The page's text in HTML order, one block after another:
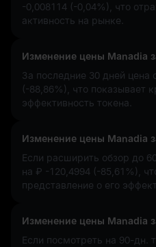
-0,008114 (-0,04%)
, что
активность на рынке.
Изменение цены Manadia
За последние 30 дней цена
(-88,86%)
, что показывает
эффективность токена.
Изменение цены Manadia
Если расширить обзор до
на ₽ -120,4994 (-85,61%)
,
представление о его
Изменение цены Manadia
Если посмотреть на 90-дн.